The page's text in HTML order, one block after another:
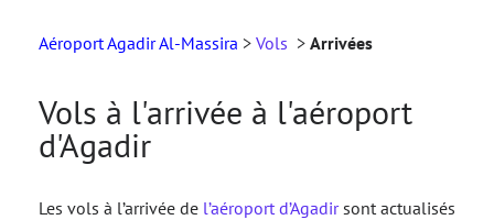
Aéroport Agadir Al-Massira > Vols > Arrivées
Vols à l'arrivée à l'aéroport
d'Agadir
Les vols à l’arrivée de l’aéroport d’Agadirsont actualisés